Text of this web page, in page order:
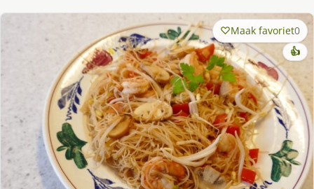
Maak favoriet0
👍